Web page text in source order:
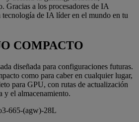
Gracias a los procesadores de IA
tecnología de IA líder en el mundo en tu
COMPACTO
diseñada para configuraciones futuras.
como para caber en cualquier lugar,
para GPU, con rutas de actualización
y el almacenamiento.